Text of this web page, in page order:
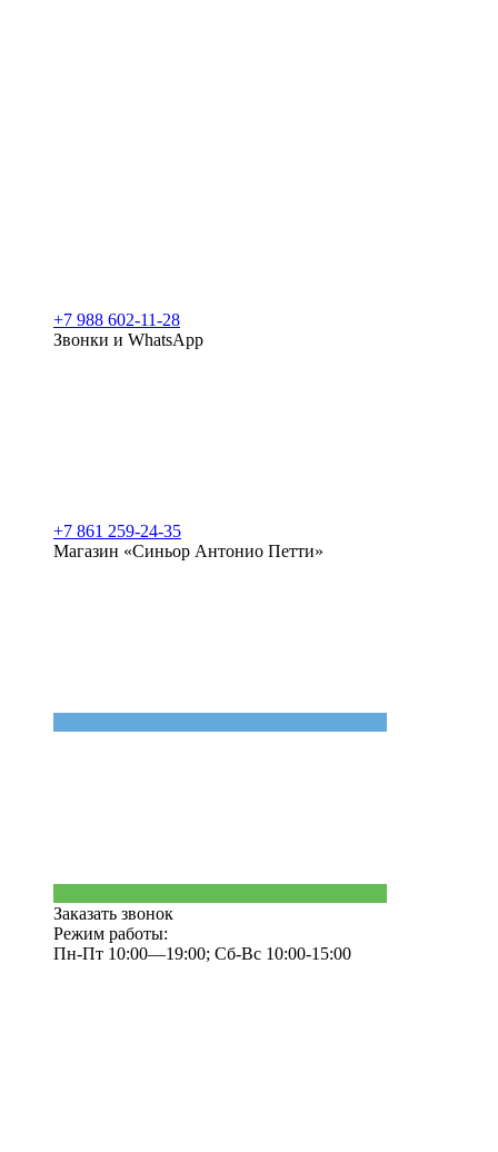
+7 988 602-11-28
Звонки и WhatsApp
+7 861 259-24-35
Магазин «Синьор Антонио Петти»
Заказать звонок
Режим работы:
Пн-Пт 10:00—19:00; Сб-Вс 10:00-15:00